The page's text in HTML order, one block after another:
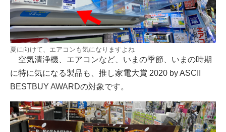
夏に向けて、エアコンも気になりますよね
空気清浄機、エアコンなど、いまの季節、いまの時期
に特に気になる製品も、推し家電大賞 2020 by ASCII
BESTBUY AWARDの対象です。